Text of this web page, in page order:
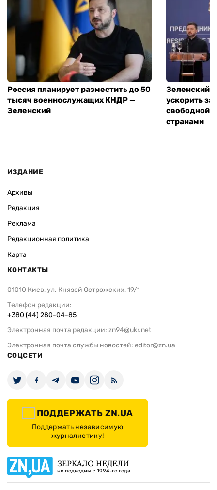
Россия планирует разместить до 50
тысяч военнослужащих КНДР —
Зеленский
Зеленский
ускорить
свободной
странами
ИЗДАНИЕ
Архивы
Редакция
Реклама
Редакционная политика
Карта
КОНТАКТЫ
01010 Киев, ул. Князей Острожских, 19/1
Телефон редакции:
+380 (44) 280-04-85
Электронная почта редакции: zn94@ukr.net
Электронная почта службы новостей: editor@zn.ua
СОЦСЕТИ
ПОДДЕРЖАТЬ ZN.UA
Поддержать независимую
журналистику!
ЗЕРКАЛО НЕДЕЛИ
не подводим с 1994-го года